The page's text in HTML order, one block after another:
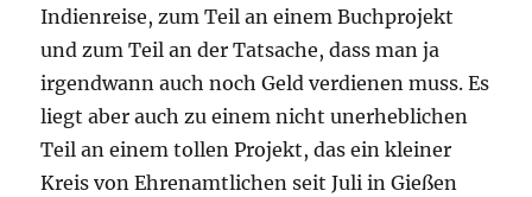
Indienreise, zum Teil an einem Buchprojekt
und zum Teil an der Tatsache, dass man ja
irgendwann auch noch Geld verdienen muss. Es
liegt aber auch zu einem nicht unerheblichen
Teil an einem tollen Projekt, das ein kleiner
Kreis von Ehrenamtlichen seit Juli in Gießen